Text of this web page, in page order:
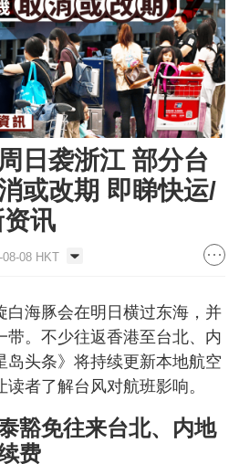
日袭浙江 部分台
或改期 即睇快运/
讯
08 HKT
白海豚会在明日横过东海，并
带。不少往返香港至台北、内
岛头条》将持续更新本地航空
者了解台风对航班影响。
豁免往来台北、内地
费